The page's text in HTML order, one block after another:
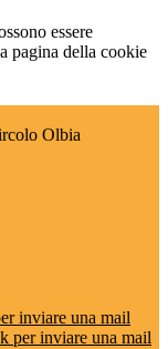
essere
pagina della cookie
Olbia
inviare una mail
per inviare una mail